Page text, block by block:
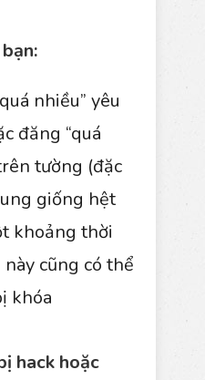
nhiều” yêu
đăng “quá
tường (đặc
giống hệt
khoảng thời
cũng có thể
khóa
hack hoặc